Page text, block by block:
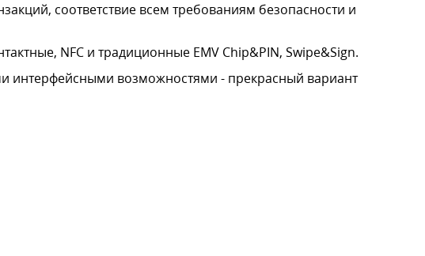
соответствие всем требованиям безопасности и
NFC и традиционные EMV Chip&PIN, Swipe&Sign.
интерфейсными возможностями - прекрасный вариант